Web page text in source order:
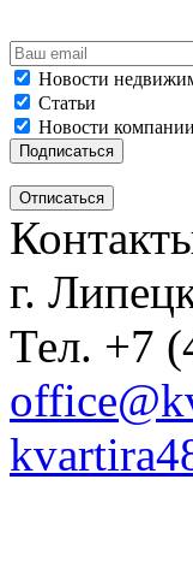
Новости
Статьи
Новости компании
г.
Тел. +7